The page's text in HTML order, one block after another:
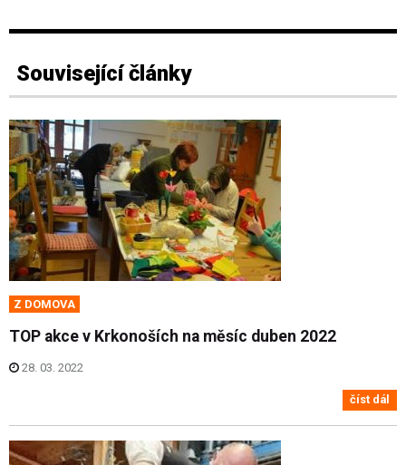
Související články
Z DOMOVA
TOP akce v Krkonoších na měsíc duben 2022
28. 03. 2022
číst dál